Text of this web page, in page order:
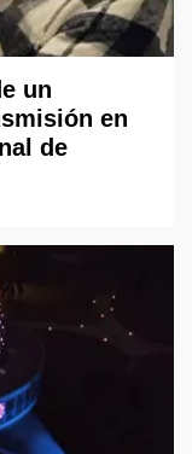
un
en
de